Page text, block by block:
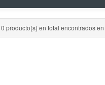
0 producto(s) en total encontrados en